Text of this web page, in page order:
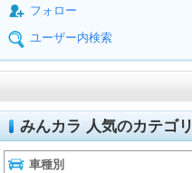
フォロー
ユーザー内検索
みんカラ 人気のカテゴリ
車種別